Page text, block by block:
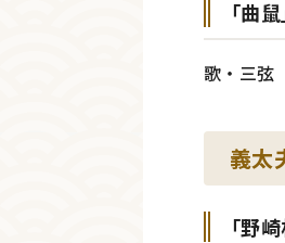
「曲鼠
歌・三弦
義太
「野